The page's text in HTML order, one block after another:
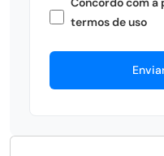
termos de uso